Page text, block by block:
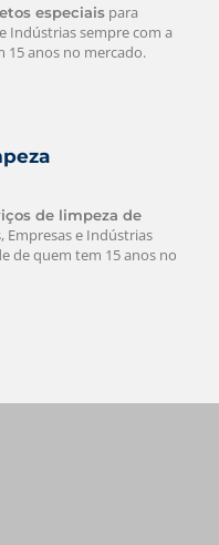
especiais para
Indústrias sempre com a
15 anos no mercado.
de limpeza de
Empresas e Indústrias
de quem tem 15 anos no